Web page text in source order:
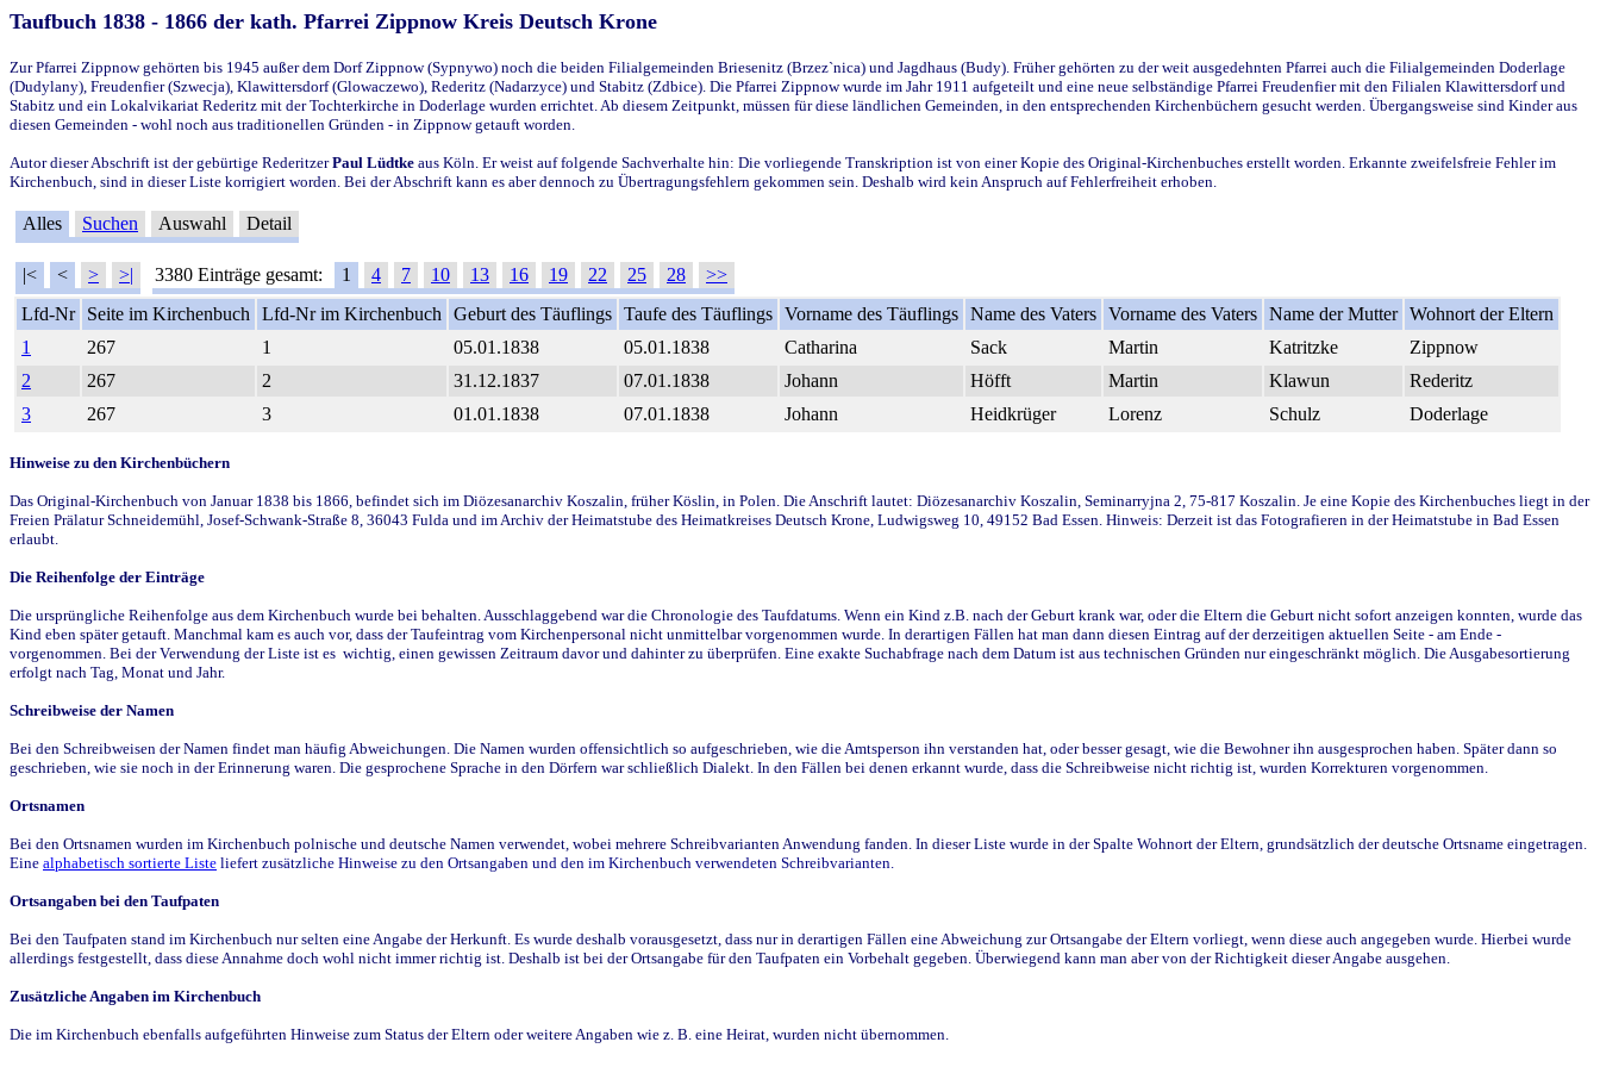
Taufbuch 1838 - 1866 der kath. Pfarrei Zippnow Kreis Deutsch Krone
Zur Pfarrei Zippnow gehörten bis 1945 außer dem Dorf Zippnow (Sypnywo) noch die beiden Filialgemeinden Briesenitz (Brzez`nica) und Jagdhaus (Budy). Früher gehörten zu der weit ausgedehnten Pfarrei auch die Filialgemeinden Doderlage
(Dudylany), Freudenfier (Szwecja), Klawittersdorf (Glowaczewo), Rederitz (Nadarzyce) und Stabitz (Zdbice). Die Pfarrei Zippnow wurde im Jahr 1911 aufgeteilt und eine neue selbständige Pfarrei Freudenfier mit den Filialen Klawittersdorf und
Stabitz und ein Lokalvikariat Rederitz mit der Tochterkirche in Doderlage wurden errichtet. Ab diesem Zeitpunkt, müssen für diese ländlichen Gemeinden, in den entsprechenden Kirchenbüchern gesucht werden. Übergangsweise sind Kinder aus
diesen Gemeinden - wohl noch aus traditionellen Gründen - in Zippnow getauft worden.
Autor dieser Abschrift ist der gebürtige RederitzerPaul Lüdtke aus Köln. Er weist auf folgende Sachverhalte hin: Die vorliegende Transkription ist von einer Kopie des Original-Kirchenbuches erstellt worden. Erkannte zweifelsfreie Fehler im
Kirchenbuch, sind in dieser Liste korrigiert worden. Bei der Abschrift kann es aber dennoch zu Übertragungsfehlern gekommen sein. Deshalb wird kein Anspruch auf Fehlerfreiheit erhoben.
Alles Suchen Auswahl Detail
|< < > >| 3380 Einträge gesamt: 1 4 7 10 13 16 19 22 25 28
>>
Lfd-Nr
Seite im Kirchenbuch Lfd-Nr im Kirchenbuch Geburt des Täuflings Taufe des Täuflings Vorname des Täuflings Name des Vaters Vorname des Vaters Name der Mutter Wohnort der Eltern
1
267 1 05.01.1838 05.01.1838 Catharina Sack Martin Katritzke
Zippnow
2
267 2 31.12.1837 07.01.1838 Johann Höfft Martin Klawun
Rederitz
3
267 3 01.01.1838 07.01.1838 Johann Heidkrüger Lorenz Schulz Doderlage
Hinweise zu den Kirchenbüchern
Das Original-Kirchenbuch von Januar 1838 bis 1866, befindet sich im Diözesanarchiv Koszalin, früher Köslin, in Polen. Die Anschrift lautet: Diözesanarchiv Koszalin, Seminarryjna 2, 75-817 Koszalin. Je eine Kopie des Kirchenbuches liegt in der
Freien Prälatur Schneidemühl, Josef-Schwank-Straße 8, 36043 Fulda und im Archiv der Heimatstube des Heimatkreises Deutsch Krone, Ludwigsweg 10, 49152 Bad Essen. Hinweis: Derzeit ist das Fotografieren in der Heimatstube in Bad Essen
erlaubt.
Die Reihenfolge der Einträge
Die ursprüngliche Reihenfolge aus dem Kirchenbuch wurde bei behalten. Ausschlaggebend war die Chronologie des Taufdatums. Wenn ein Kind z.B. nach der Geburt krank war, oder die Eltern die Geburt nicht sofort anzeigen konnten, wurde das
Kind eben später getauft. Manchmal kam es auch vor, dass der Taufeintrag vom Kirchenpersonal nicht unmittelbar vorgenommen wurde. In derartigen Fällen hat man dann diesen Eintrag auf der derzeitigen aktuellen Seite - am Ende -
vorgenommen. Bei der Verwendung der Liste ist es wichtig, einen gewissen Zeitraum davor und dahinter zu überprüfen. Eine exakte Suchabfrage nach dem Datum ist aus technischen Gründen nur eingeschränkt möglich. Die Ausgabesortierung
erfolgt nach Tag, Monat und Jahr.
Schreibweise der Namen
Bei den Schreibweisen der Namen findet man häufig Abweichungen. Die Namen wurden offensichtlich so aufgeschrieben, wie die Amtsperson ihn verstanden hat, oder besser gesagt, wie die Bewohner ihn ausgesprochen haben. Später dann so
geschrieben, wie sie noch in der Erinnerung waren. Die gesprochene Sprache in den Dörfern war schließlich Dialekt. In den Fällen bei denen erkannt wurde, dass die Schreibweise nicht richtig ist, wurden Korrekturen vorgenommen.
Ortsnamen
Bei den Ortsnamen wurden im Kirchenbuch polnische und deutsche Namen verwendet, wobei mehrere Schreibvarianten Anwendung fanden. In dieser Liste wurde in der Spalte Wohnort der Eltern, grundsätzlich der deutsche Ortsname eingetragen.
Eine alphabetisch sortierte Liste liefert zusätzliche Hinweise zu den Ortsangaben und den im Kirchenbuch verwendeten Schreibvarianten.
Ortsangaben bei den Taufpaten
Bei den Taufpaten stand im Kirchenbuch nur selten eine Angabe der Herkunft. Es wurde deshalb vorausgesetzt, dass nur in derartigen Fällen eine Abweichung zur Ortsangabe der Eltern vorliegt, wenn diese auch angegeben wurde. Hierbei wurde
allerdings festgestellt, dass diese Annahme doch wohl nicht immer richtig ist. Deshalb ist bei der Ortsangabe für den Taufpaten ein Vorbehalt gegeben. Überwiegend kann man aber von der Richtigkeit dieser Angabe ausgehen.
Zusätzliche Angaben im Kirchenbuch
Die im Kirchenbuch ebenfalls aufgeführten Hinweise zum Status der Eltern oder weitere Angaben wie z. B. eine Heirat, wurden nicht übernommen.